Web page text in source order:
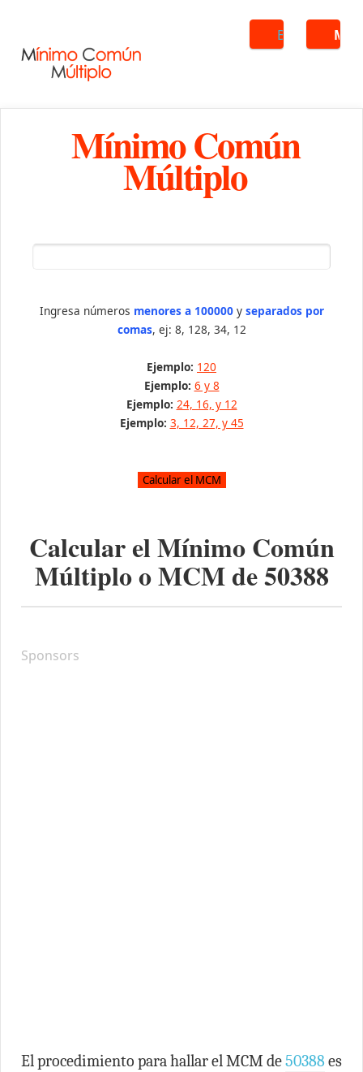
Buscar
Mínimo Común
Múltiplo
Ingresa números menores a 100000y separados por
comas, ej: 8, 128, 34, 12
Ejemplo: 120
Ejemplo: 6 y 8
Ejemplo: 24, 16, y 12
Ejemplo: 3, 12, 27, y 45
Calcular el Mínimo Común
Múltiplo o MCM de50388
Sponsors
El procedimiento para hallar el MCM de50388 es